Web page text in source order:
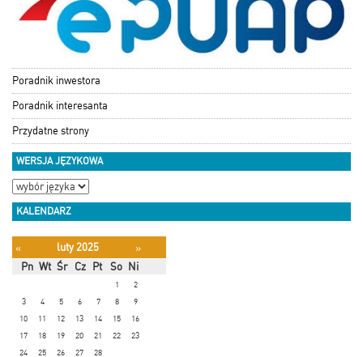
Poradnik inwestora
Poradnik interesanta
Przydatne strony
WERSJA JĘZYKOWA
KALENDARZ
« luty 2025
»
Pn Wt Śr Cz Pt So Ni
1
2
3
4 5 6 7 8
9
10
11 12 13 14 15
16
17
18 19 20 21 22
23
24
25 26 27 28